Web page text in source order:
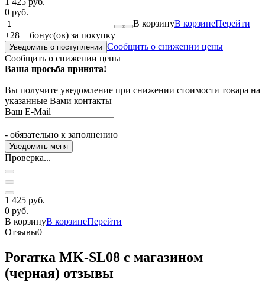
0 руб.
В корзинуВ корзинеПерейти
+28 бонус(ов) за покупку
Уведомить о поступлении Сообщить о снижении цены
Сообщить о снижении цены
Ваша просьба принята!
Вы получите уведомление при снижении стоимости товара на
указанные Вами контакты
Ваш E-Mail
- обязательно к заполнению
Проверка...
1 425 руб.
0 руб.
В корзинуВ корзинеПерейти
Отзывы0
Рогатка MK-SL08 с магазином
(черная) отзывы